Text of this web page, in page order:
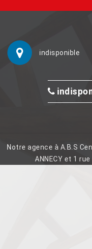
indisponible
Notre agence à A.B.S
ANNECY et 1